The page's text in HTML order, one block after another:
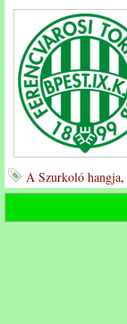
A Szurkoló hangja,